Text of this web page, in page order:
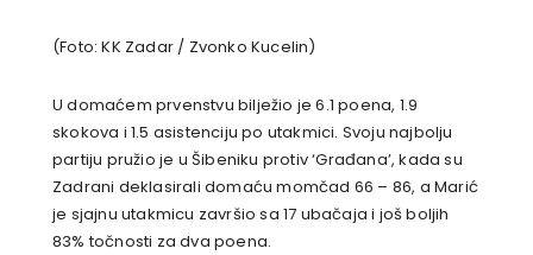
(Foto: KK Zadar / Zvonko Kucelin)
U domaćem prvenstvu bilježio je 6.1 poena, 1.9
skokova i 1.5 asistenciju po utakmici. Svoju najbolju
partiju pružio je u Šibeniku protiv ‘Građana’, kada su
Zadrani deklasirali domaću momčad 66 – 86, a Marić
je sjajnu utakmicu završio sa 17 ubačaja i još boljih
83% točnosti za dva poena.